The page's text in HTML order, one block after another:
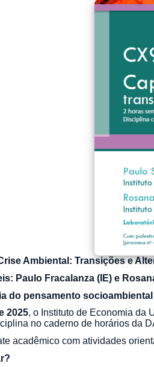
Ambiental: Transições e
Paulo Fracalanza (IE) e
do pensamento
2025, o Instituto de Economia da
no caderno de horários da
acadêmico com atividades